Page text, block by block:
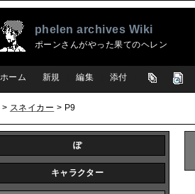
phelen archives Wiki
ポーンさんがやった果てのヘレン
ホーム 新規 編集 添付
> スネイカー > P9
ぽ
キャラクター